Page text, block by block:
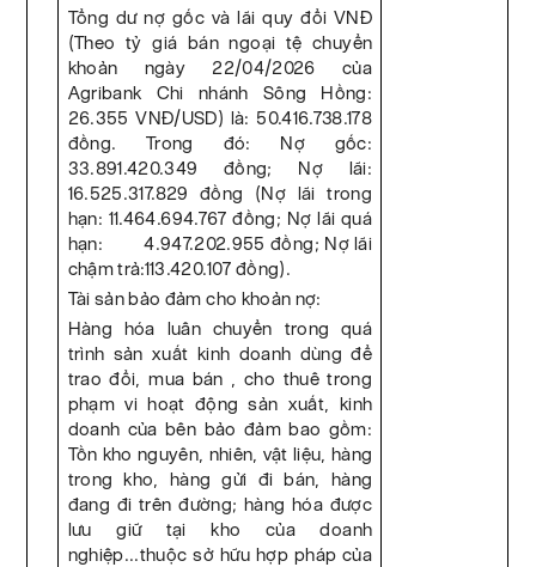
Tổng dư nợ gốc và lãi quy đổi VNĐ
(Theo tỷ giá bán ngoại tệ chuyển
khoản ngày 22/04/2026 của
Agribank Chi nhánh Sông Hồng:
26.355 VNĐ/USD) là: 50.416.738.178
đồng. Trong đó: Nợ gốc:
33.891.420.349 đồng; Nợ lãi:
16.525.317.829 đồng (Nợ lãi trong
hạn: 11.464.694.767 đồng; Nợ lãi quá
hạn: 4.947.202.955 đồng; Nợ lãi
chậm trả:113.420.107 đồng).
Tài sản bảo đảm cho khoản nợ:
Hàng hóa luân chuyển trong quá
trình sản xuất kinh doanh dùng để
trao đổi, mua bán , cho thuê trong
phạm vi hoạt động sản xuất, kinh
doanh của bên bảo đảm bao gồm:
Tồn kho nguyên, nhiên, vật liệu, hàng
trong kho, hàng gửi đi bán, hàng
đang đi trên đường; hàng hóa được
lưu giữ tại kho của doanh
nghiệp...thuộc sở hữu hợp pháp của